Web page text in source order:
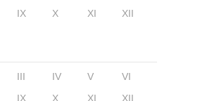
IX X XI XII
III IV V
VI
IX X XI XII